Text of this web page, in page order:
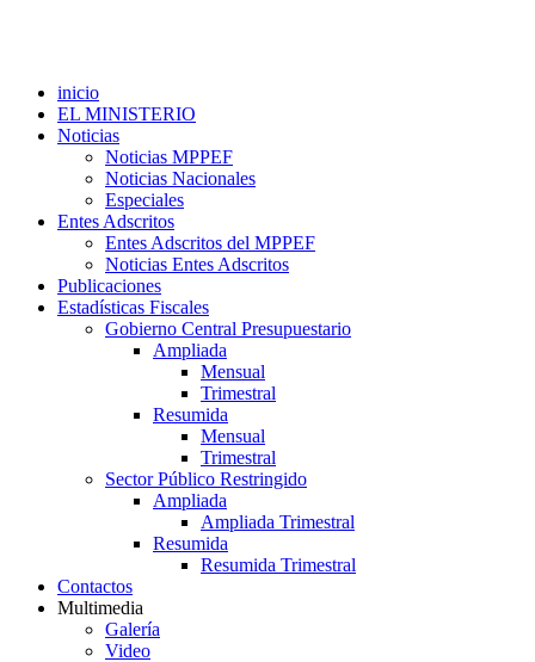
inicio
EL MINISTERIO
Noticias
Noticias MPPEF
Noticias Nacionales
Especiales
Entes Adscritos
Entes Adscritos del MPPEF
Noticias Entes Adscritos
Publicaciones
Estadísticas Fiscales
Gobierno Central Presupuestario
Ampliada
Mensual
Trimestral
Resumida
Mensual
Trimestral
Sector Público Restringido
Ampliada
Ampliada Trimestral
Resumida
Resumida Trimestral
Contactos
Multimedia
Galería
Video